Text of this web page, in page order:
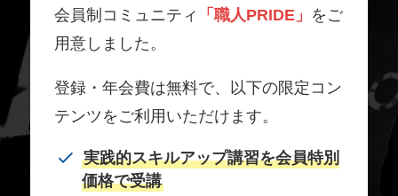
会員制コミュニティ
「職人PRIDE」 をご
用意しました。
登録・年会費は無料で、以下の限定コン
テンツをご利用いただけます。
実践的スキルアップ講習を会員特別
価格で受講